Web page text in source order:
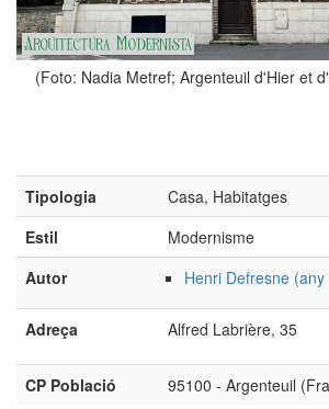
(Foto: Nadia Metref; Argenteuil d'Hier et
Tipologia
Casa, Habitatges
Estil
Modernisme
Autor
Henri Defresne (any
Adreça Alfred Labrière, 35
CP Població 95100 - Argenteuil